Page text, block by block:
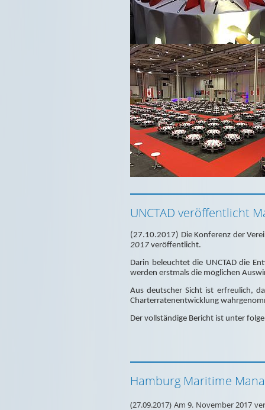
UNCTAD veröffentlicht
(27.10.2017) Die Konferenz der
2017 veröffentlicht.
Darin beleuchtet die UNCTAD die
werden erstmals die möglichen
Aus deutscher Sicht ist erfreulich,
Charterratenentwicklung
Der vollständige Bericht ist unter
Hamburg Maritime
(27.09.2017) Am 9. November 2017